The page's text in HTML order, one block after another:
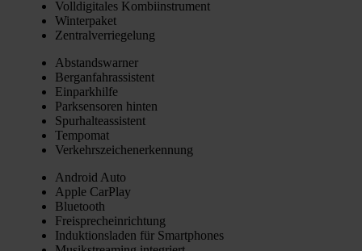
Voll­di­gi­ta­les Kom­bi­in­stru­ment
Win­ter­pa­ket
Zen­tral­ver­rie­ge­lung
Abstands­war­ner
Berg­an­fahr­as­sis­tent
Ein­park­hil­fe
Park­sen­so­ren hin­ten
Spur­hal­te­as­sis­tent
Tem­po­mat
Ver­kehrs­zei­chen­er­ken­nung
Android Auto
Apple Car­Play
Blue­tooth
Frei­sprech­ein­rich­tung
Induk­ti­ons­la­den für Smart­phones